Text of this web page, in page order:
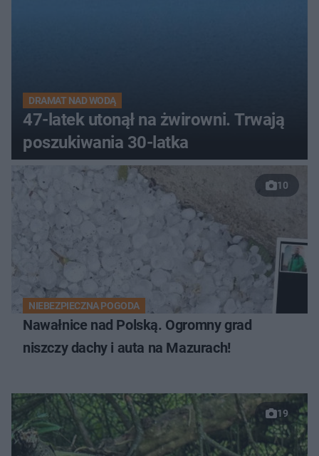
DRAMAT NAD WODĄ
47-latek utonął na żwirowni. Trwają
poszukiwania 30-latka
10
NIEBEZPIECZNA POGODA
Nawałnice nad Polską. Ogromny grad
niszczy dachy i auta na Mazurach!
19